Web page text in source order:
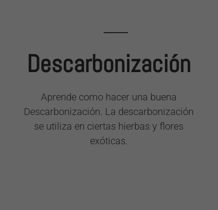
Descarbonización
Aprende como hacer una buena
Descarbonización. La descarbonización
se utiliza en ciertas hierbas y flores
exóticas.